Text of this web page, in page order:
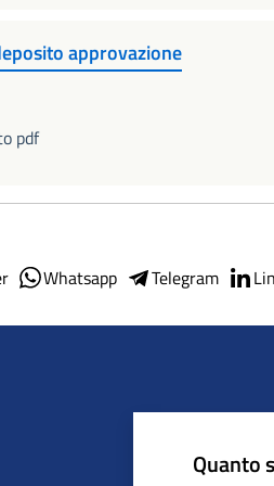
approvazione
pdf
Whatsapp Telegram
Quanto